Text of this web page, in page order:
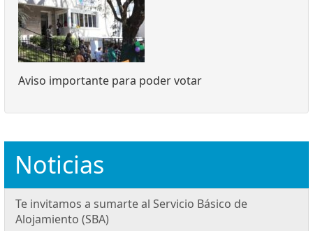
Aviso importante para poder votar
Noticias
Te invitamos a sumarte al Servicio Básico de
Alojamiento (SBA)